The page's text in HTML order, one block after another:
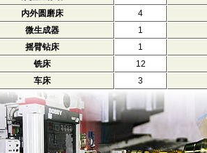
内外圆磨床
4
微生成器
1
摇臂钻床
1
铣床
12
车床
3